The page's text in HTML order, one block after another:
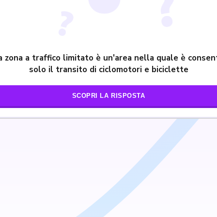
zona a traffico limitato è un'area nella quale è
solo il transito di ciclomotori e biciclette
SCOPRI LA RISPOSTA